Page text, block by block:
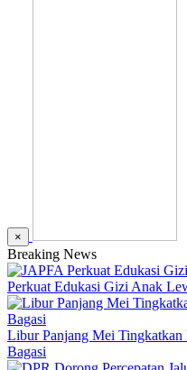
×
Breaking News
Perkuat Edukasi Gizi Anak
Libur Panjang Mei
Bagasi